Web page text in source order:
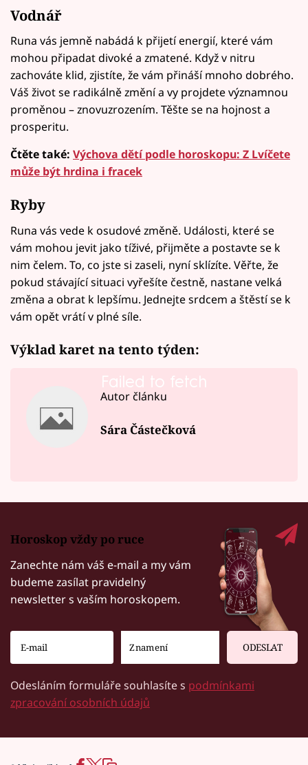
Vodnář
Runa vás jemně nabádá k přijetí energií, které vám
mohou připadat divoké a zmatené. Když v nitru
zachováte klid, zjistíte, že vám přináší mnoho dobrého.
Váš život se radikálně změní a vy projdete významnou
proměnou – znovuzrozením. Těšte se na hojnost a
prosperitu.
Čtěte také: Výchova dětí podle horoskopu: Z Lvíčete
může být hrdina i fracek
Ryby
Runa vás vede k osudové změně. Události, které se
vám mohou jevit jako tíživé, přijměte a postavte se k
nim čelem. To, co jste si zaseli, nyní sklízíte. Věřte, že
pokud stávající situaci vyřešíte čestně, nastane velká
změna a obrat k lepšímu. Jednejte srdcem a štěstí se k
vám opět vrátí v plné síle.
Výklad karet na tento týden:
Failed to fetch
Autor článku
Sára Částečková
Horoskop vždy po ruce
Zanechte nám váš e-mail a my vám
budeme zasílat pravidelný
newsletter s vaším horoskopem.
ODESLAT
Odesláním formuláře souhlasíte s podmínkami
zpracování osobních údajů